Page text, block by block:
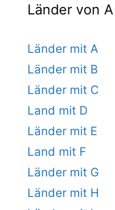
Länder von
Länder mit A
Länder mit B
Länder mit C
Land mit D
Länder mit E
Land mit F
Länder mit G
Länder mit H